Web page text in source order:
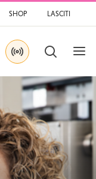
SHOP LASCITI
APRI
CERCA
IN DIRETTA SU